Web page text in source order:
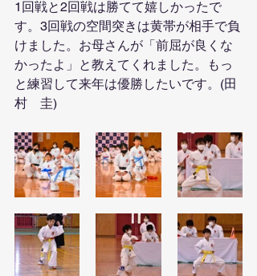
1回戦と2回戦は勝てて嬉しかったで
す。3回戦の空間突きは黄帯が相手で負
けました。お母さんが「前屈が良くな
かったよ」と教えてくれました。もっ
と練習して来年は優勝したいです。(田
村　圭)